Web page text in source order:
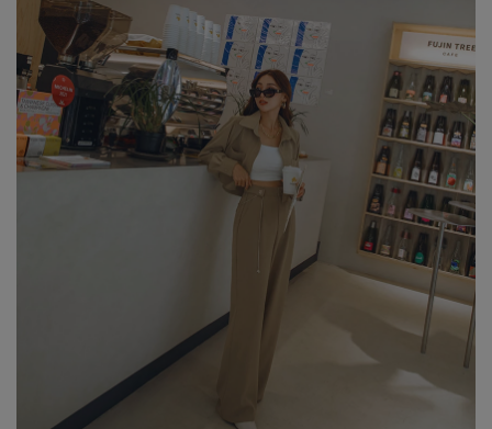
身形尺寸對照表
※ 顏色請參考單品圖片較為接近，但因圖檔顏色會因個人電腦螢幕
設定差異略有不同，請以實際商品顏色為準。
※ 請將深色衣物與淺色衣物分開洗滌。